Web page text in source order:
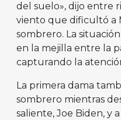
del suelo», dijo entre
viento que dificultó a
sombrero. La
en la mejilla entre la
capturando la
La primera dama
sombrero mientras
saliente, Joe Biden, y